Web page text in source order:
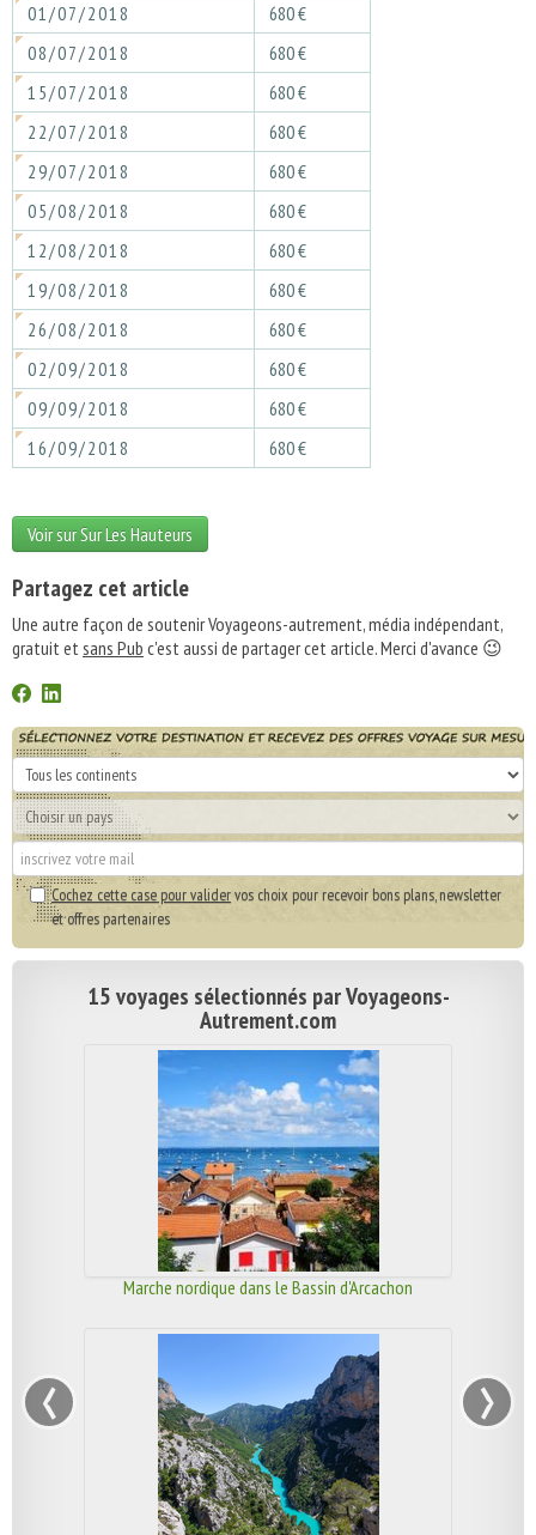
01/07/2018
680 €
08/07/2018
680 €
15/07/2018
680 €
22/07/2018
680 €
29/07/2018
680 €
05/08/2018
680 €
12/08/2018
680 €
19/08/2018
680 €
26/08/2018
680 €
02/09/2018
680 €
09/09/2018
680 €
16/09/2018
680 €
Voir sur Sur Les Hauteurs
Partagez cet article
Une autre façon de soutenir Voyageons-autrement, média indépendant,
gratuit etsans Pub c'est aussi de partager cet article. Merci d'avance 😉
Cochez cette case pour validervos choix pour recevoir bons plans, newsletter
et offres partenaires
15 voyages sélectionnés par Voyageons-
Autrement.com
Marche nordique dans le Bassin d'Arcachon
‹ ›